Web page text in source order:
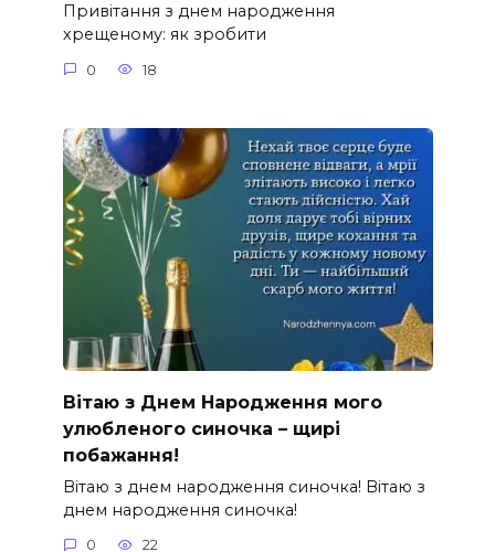
Привітання з днем народження
хрещеному: як зробити
0 18
Вітаю з Днем Народження мого
улюбленого синочка – щирі
побажання!
Вітаю з днем народження синочка! Вітаю з
днем народження синочка!
0 22